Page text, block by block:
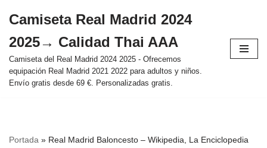
al
contenido
Camiseta Real Madrid 2024
2025→ Calidad Thai AAA
Camiseta del Real Madrid 2024 2025 - Ofrecemos
equipación Real Madrid 2021 2022 para adultos y niños.
Envío gratis desde 69 €. Personalizadas gratis.
Portada » Real Madrid Baloncesto – Wikipedia, La Enciclopedia